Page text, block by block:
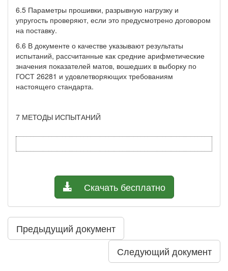
6.5 Параметры прошивки, разрывную нагрузку и
упругость про­веряют, если это предусмотрено договором
на поставку.
6.6 В документе о качестве указывают результаты
испытаний, рассчитанные как средние арифметические
значения показателей матов, вошедших в выборку по
ГОСТ 26281 и удовлетворяющих требованиям
настоящего стандарта.
7 МЕТОДЫ ИСПЫТАНИЙ
Скачать бесплатно
Предыдущий документ
Следующий документ